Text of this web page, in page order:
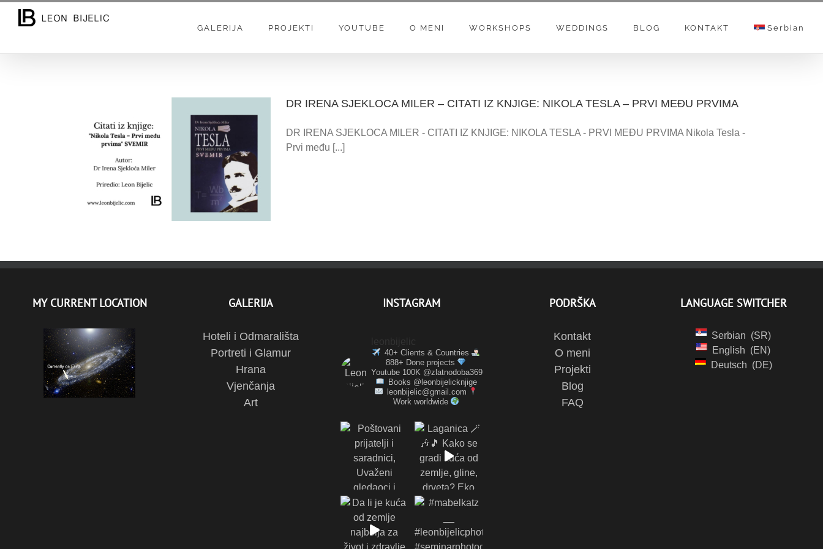
GALERIJA PROJEKTI YOUTUBE O MENI WORKSHOPS WEDDINGS BLOG KONTAKT Serbian
DR IRENA SJEKLOCA MILER – CITATI IZ
KNJIGE: NIKOLA TESLA – PRVI MEĐU
DR IRENA SJEKLOCA MILER – CITATI IZ KNJIGE: NIKOLA TESLA – PRVI MEĐU PRVIMA
DR IRENA SJEKLOCA MILER - CITATI IZ KNJIGE: NIKOLA TESLA - PRVI MEĐU PRVIMA Nikola Tesla -
Prvi među [...]
MY CURRENT LOCATION GALERIJA
Hoteli i Odmarališta
Portreti i Glamur
Hrana
Vjenčanja
Art
INSTAGRAM
40+ Clients & Countries
888+ Done projects
Youtube 100K @zlatnodoba369
Books @leonbijelicknjige
leonbijelic@gmail.com
Work worldwide
PODRŠKA
Kontakt
O meni
Projekti
Blog
FAQ
LANGUAGE SWITCHER
Serbian
SR
English
EN
Deutsch
DE